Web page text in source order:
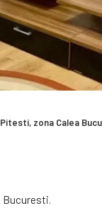
zona Calea
Bucuresti.